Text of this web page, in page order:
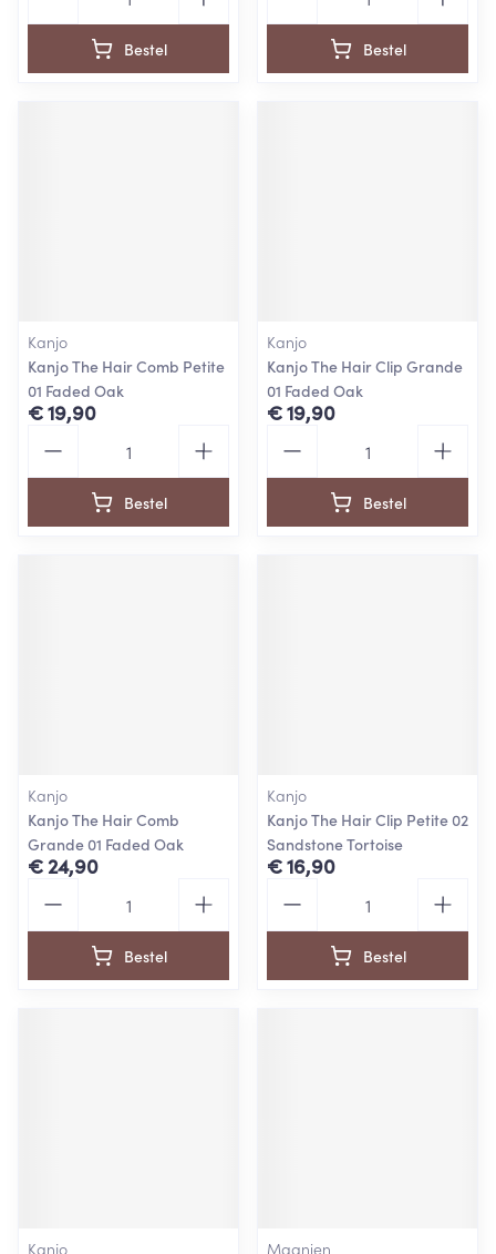
Bestel Bestel
Kanjo
Kanjo The Hair Comb Petite
01 Faded Oak
€ 19,90
Bestel
Kanjo
Kanjo The Hair Clip Grande
01 Faded Oak
€ 19,90
Bestel
Kanjo
Kanjo The Hair Comb
Grande 01 Faded Oak
€ 24,90
Bestel
Kanjo
Kanjo The Hair Clip Petite 02
Sandstone Tortoise
€ 16,90
Bestel
Kanjo Magnien